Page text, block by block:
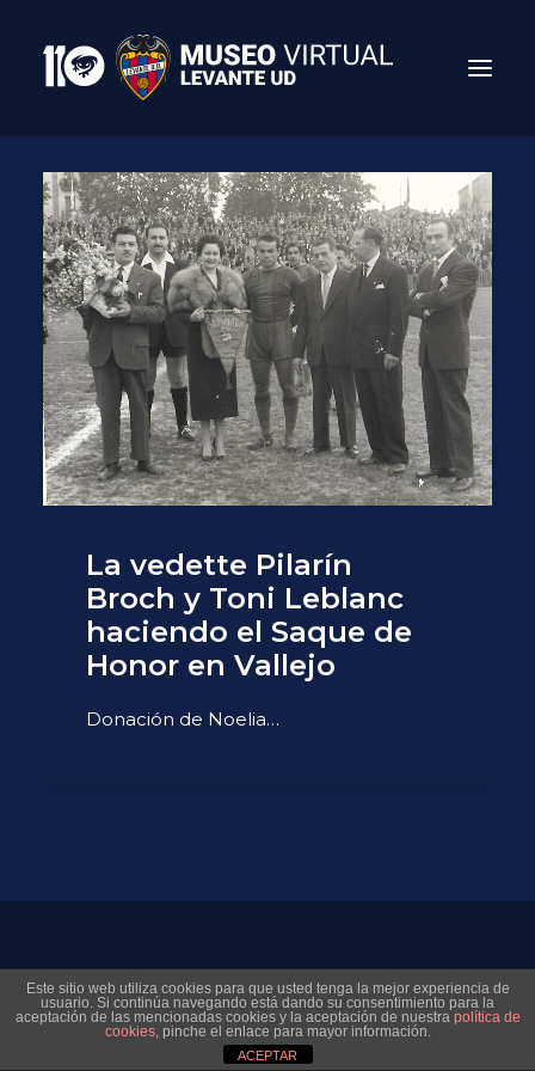
Search
La vedette Pilarín
Broch y Toni Leblanc
haciendo el Saque de
Honor en Vallejo
Donación de Noelia…
© 2026 Museo Virtual Levante UD. All rights reserved
Este sitio web utiliza cookies para que usted tenga la mejor experiencia de
usuario. Si continúa navegando está dando su consentimiento para la
aceptación de las mencionadas cookies y la aceptación de nuestra política de
cookies, pinche el enlace para mayor información.
ACEPTAR